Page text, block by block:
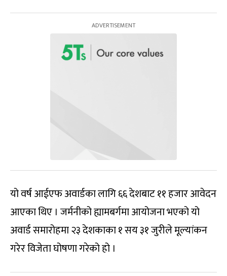
यो वर्ष आईएफ अवार्डका लागि ६६ देशबाट ११ हजार आवेदन
आएका थिए । जर्मनीको ह्यामबर्गमा आयोजना भएको यो
अवार्ड समारोहमा २३ देशकाका १ सय ३१ जुरीले मूल्यांकन
गरेर विजेता घोषणा गरेको हो ।